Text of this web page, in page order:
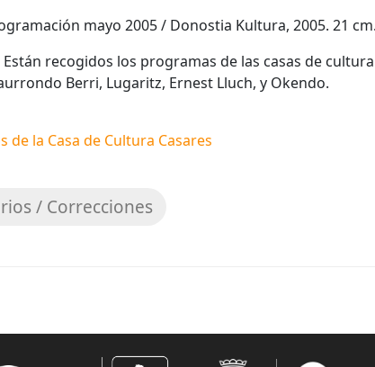
mayo 2005 / Donostia Kultura, 2005. 21
Están recogidos los programas de las casas de
Berri, Lugaritz, Ernest Lluch, y Okendo.
de la Casa de Cultura Casares
/ Correcciones